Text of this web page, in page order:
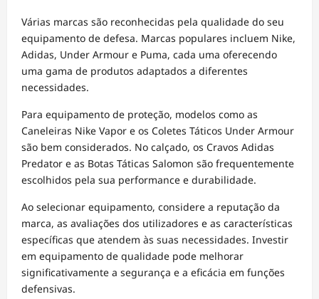
Várias marcas são reconhecidas pela qualidade do seu
equipamento de defesa. Marcas populares incluem Nike,
Adidas, Under Armour e Puma, cada uma oferecendo
uma gama de produtos adaptados a diferentes
necessidades.
Para equipamento de proteção, modelos como as
Caneleiras Nike Vapor e os Coletes Táticos Under Armour
são bem considerados. No calçado, os Cravos Adidas
Predator e as Botas Táticas Salomon são frequentemente
escolhidos pela sua performance e durabilidade.
Ao selecionar equipamento, considere a reputação da
marca, as avaliações dos utilizadores e as características
específicas que atendem às suas necessidades. Investir
em equipamento de qualidade pode melhorar
significativamente a segurança e a eficácia em funções
defensivas.